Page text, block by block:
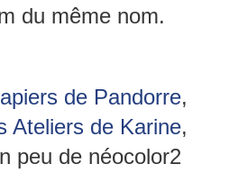
du même nom.
de Pandorre,
Ateliers de Karine,
peu de néocolor2